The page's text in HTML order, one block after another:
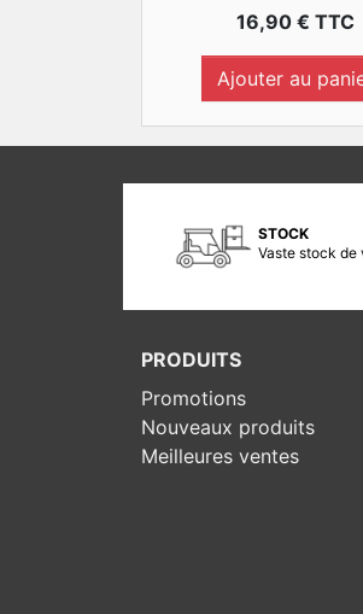
Prix
16,90 € TTC
Ajouter au
STOCK
Vaste stock de
PRODUITS
Promotions
Nouveaux produits
Meilleures ventes